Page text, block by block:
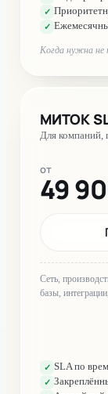
✓
✓
Когда нужна не
МИТОК
Для компаний,
от
49
Сеть,
базы,
✓ SLA по
✓